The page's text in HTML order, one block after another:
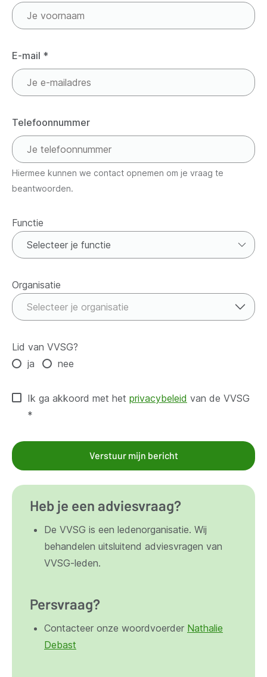
E-mail *
Telefoonnummer
Hiermee kunnen we contact opnemen om je vraag te
beantwoorden.
Functie
Functie
Organisatie
Organisatie
Selecteer je organisatie
Lid van VVSG?
ja
nee
Ik ga akkoord met het privacybeleid van de VVSG
*
Verstuur mijn bericht
Heb je een adviesvraag?
De VVSG is een ledenorganisatie. Wij
behandelen uitsluitend adviesvragen van
VVSG-leden.
Persvraag?
Contacteer onze woordvoerder Nathalie
Debast